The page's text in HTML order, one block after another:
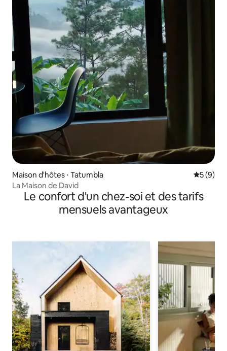
Maison d'hôtes ⋅ Tatumbla
5 (9)
La Maison de David
Le confort d'un chez-soi et des tarifs
mensuels avantageux